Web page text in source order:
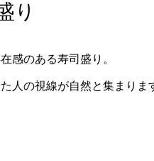
り
感のある寿司盛り。
人の視線が自然と集まりま